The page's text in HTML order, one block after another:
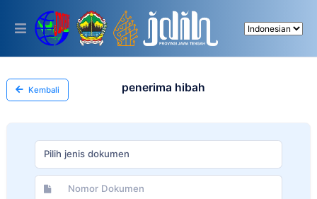
This
includes
accessibility
system.
Kembali penerima hibah
Pilih jenis dokumen